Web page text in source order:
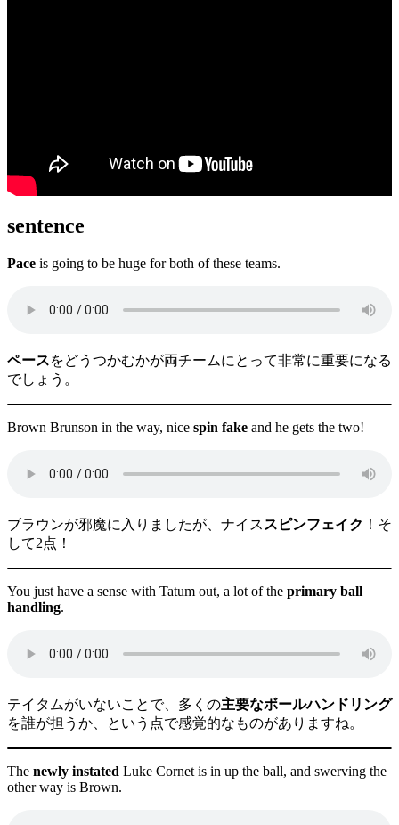
sentence
Pace is going to be huge for both of these teams.
ペースをどうつかむかが両チームにとって非常に重要になる
でしょう。
Brown Brunson in the way, nice spin fake and he gets the two!
ブラウンが邪魔に入りましたが、ナイス スピンフェイク ！そ
して2点！
You just have a sense with Tatum out, a lot of the primary ball
handling.
テイタムがいないことで、多くの主要なボールハンドリング
を誰が担うか、という点で感覚的なものがありますね。
The newly instated Luke Cornet is in up the ball, and swerving the
other way is Brown.